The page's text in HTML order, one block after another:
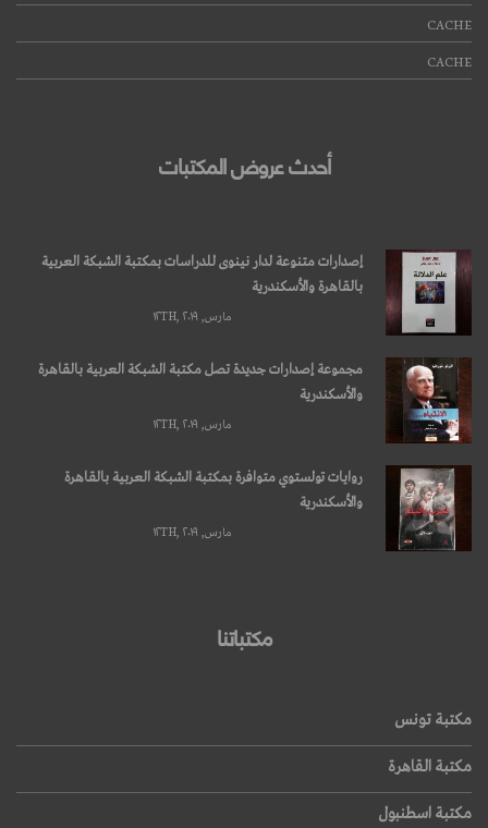
CACHE
CACHE
أحدث عروض المكتبات
إصدارات متنوعة لدار نينوى للدراسات بمكتبة الشبكة العربية
بالقاهرة والأسكندرية
مارس, ۱۲TH, ۲۰۱۹
مجموعة إصدارات جديدة تصل مكتبة الشبكة العربية بالقاهرة
والأسكندرية
مارس, ۱۲TH, ۲۰۱۹
روايات تولستوي متوافرة بمكتبة الشبكة العربية بالقاهرة
والأسكندرية
مارس, ۱۲TH, ۲۰۱۹
مكتباتنا
مكتبة تونس
مكتبة القاهرة
مكتبة اسطنبول